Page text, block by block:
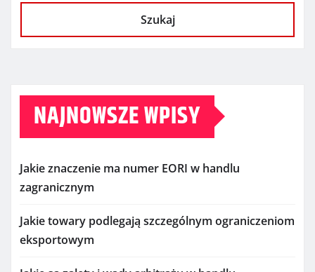
Szukaj
NAJNOWSZE WPISY
Jakie znaczenie ma numer EORI w handlu
zagranicznym
Jakie towary podlegają szczególnym ograniczeniom
eksportowym